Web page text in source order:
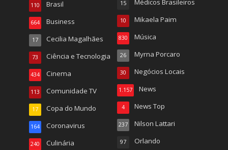
Brasil
110
Business
664
Cecilia Magalhães
17
Ciência e Tecnologia
73
Cinema
434
Comunidade TV
113
Copa do Mundo
17
Coronavirus
164
Culinária
240
15
Mikaela Paim
10
Música
830
Myrna Porcaro
26
Negócios Locais
30
News
1.157
News Top
4
Nilson Lattari
237
Orlando
97